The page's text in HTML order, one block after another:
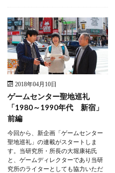
2018年04月10日
ゲームセンター聖地巡礼
「1980～1990年代 新宿」
前編
今回から、新企画「ゲームセンター
聖地巡礼」の連載がスタートしま
す。当研究所・所長の大堀康祐氏
と、ゲームディレクターであり当研
究所のライターとしても協力いただ